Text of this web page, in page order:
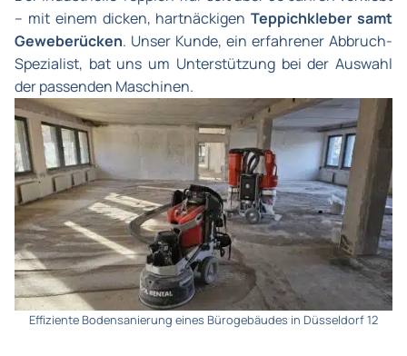
– mit einem dicken, hartnäckigenTeppichkleber samt
Geweberücken. Unser Kunde, ein erfahrener Abbruch-
Spezialist, bat uns um Unterstützung bei der Auswahl
der passenden Maschinen.
Effiziente Bodensanierung eines Bürogebäudes in Düsseldorf 12